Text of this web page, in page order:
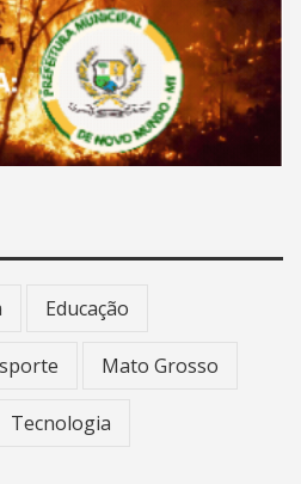
Educação
Mato Grosso
Tecnologia